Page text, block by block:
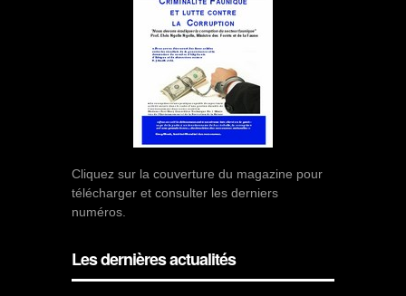
Cliquez sur la couverture du magazine pour
télécharger et consulter les derniers
numéros.
Les dernières actualités